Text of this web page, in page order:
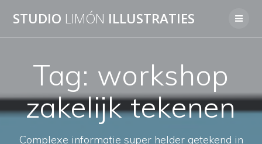
to
STUDIO LIMÓN ILLUSTRATIES
Tag: workshop
zakelijk tekenen
Complexe informatie super helder getekend in